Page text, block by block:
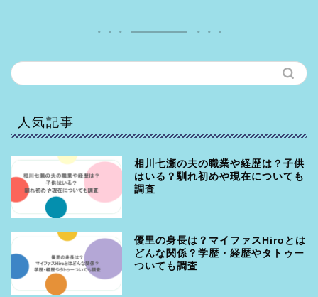
人気記事
相川七瀬の夫の職業や経歴は？子供
はいる？馴れ初めや現在についても
調査
優里の身長は？マイファスHiroとは
どんな関係？学歴・経歴やタトゥー
ついても調査